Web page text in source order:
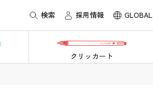
検索 採用情報 GLOBAL
クリッカート